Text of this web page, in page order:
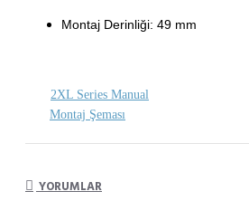
Montaj Derinliği: 49 mm
2XL Series Manual
Montaj Şeması
YORUMLAR